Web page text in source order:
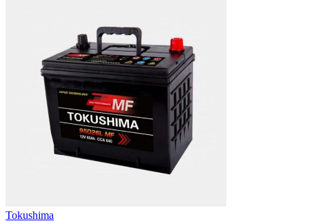
Tokushima